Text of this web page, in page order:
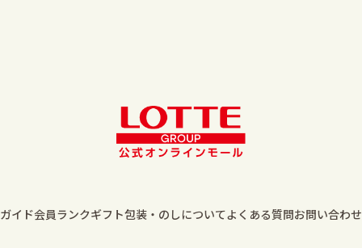
イド会員ランクギフト包装・のしについてよくある質問お問い合わせ